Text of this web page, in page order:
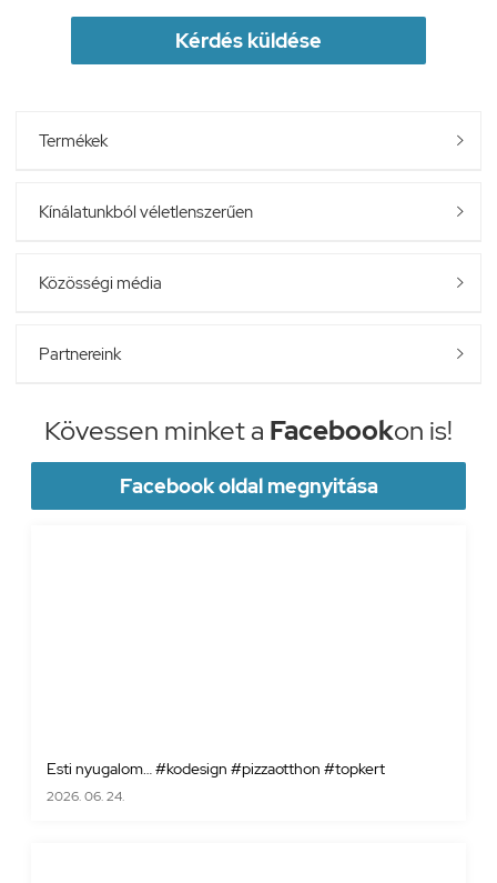
Kérdés küldése
Termékek 
Kínálatunkból véletlenszerűen 
Közösségi média 
Partnereink 
Kövessen minket a Facebookon is!
Facebook oldal megnyitása
Esti nyugalom… #kodesign #pizzaotthon #topkert
2026. 06. 24.